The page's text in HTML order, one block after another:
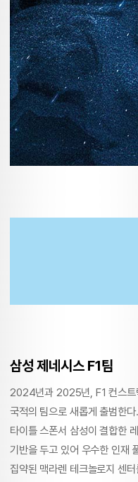
삼성 제네시스 F1팀
2024년과 2025년, F1 컨스트
국적의 팀으로 새롭게 출범한
타이틀 스폰서 삼성이 결합한
기반을 두고 있어 우수한 인재
집약된 맥라렌 테크놀로지 센